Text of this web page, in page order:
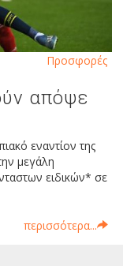
απόψε
εναντίον της
μεγάλη
ειδικών* σε
περισσότερα...
Προσφορές